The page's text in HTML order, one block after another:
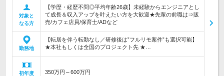
対象と
なる方
【学歴・経歴不問◎平均年齢26歳】未経験からエンジニアとし
て成長＆収入アップを叶えたい方を大歓迎★先輩の前職は⇒販
売/カフェ店員/保育士/ADなど
勤務地
【転居を伴う転勤なし／研修後は”フルリモ案件”も選択可能】
★本社もしくは全国のプロジェクト先 ★…
初年度
350万円～600万円